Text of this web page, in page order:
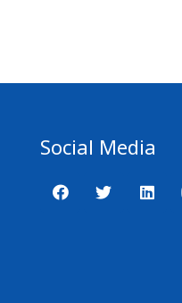
Social Media